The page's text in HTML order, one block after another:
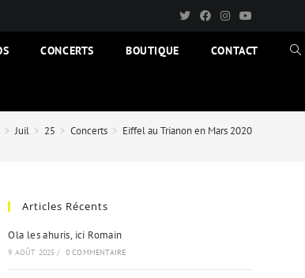
CONCERTS BOUTIQUE CONTACT
> Juil > 25 > Concerts > Eiffel au Trianon en Mars 2020
Articles Récents
Ola les ahuris, ici Romain
9 AOÛT 2025 / 0 COMMENTAIRE